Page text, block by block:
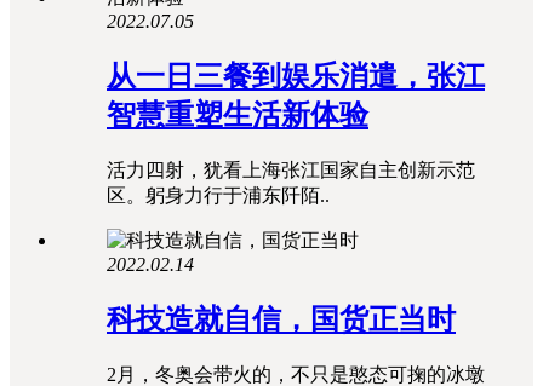
2022.07.05
从一日三餐到娱乐消遣，张江
智慧重塑生活新体验
活力四射，犹看上海张江国家自主创新示范
区。躬身力行于浦东阡陌..
2022.02.14
科技造就自信，国货正当时
2月，冬奥会带火的，不只是憨态可掬的冰墩